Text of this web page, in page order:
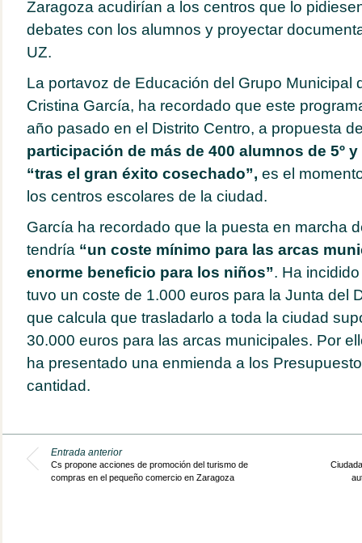
Zaragoza acudirían a los centros que lo
debates con los alumnos y proyectar
UZ.
La portavoz de Educación del Grupo Municipal
Cristina García, ha recordado que este
año pasado en el Distrito Centro, a propuesta
participación de más de 400 alumnos de 5º y
“tras el gran éxito cosechado”, es el
los centros escolares de la ciudad.
García ha recordado que la puesta en marcha
tendría “un coste mínimo para las arcas
enorme beneficio para los niños”. Ha
tuvo un coste de 1.000 euros para la Junta del
que calcula que trasladarlo a toda la ciudad
30.000 euros para las arcas municipales. Por
ha presentado una enmienda a los
cantidad.
Entrada anterior
Cs propone acciones de promoción del turismo de
compras en el pequeño comercio en Zaragoza